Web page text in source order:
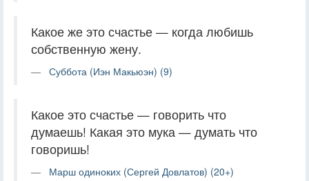
Какое же это счастье — когда любишь
собственную жену.
Суббота (Иэн Макьюэн) (9)
Какое это счастье — говорить что
думаешь! Какая это мука — думать что
говоришь!
Марш одиноких (Сергей Довлатов) (20+)